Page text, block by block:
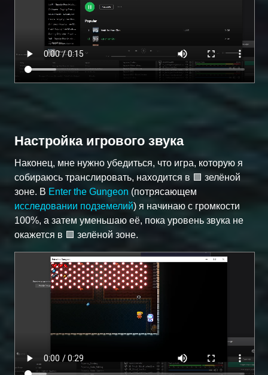
Настройка игрового звука
Наконец, мне нужно убедиться, что игра, которую я
собираюсь транслировать, находится в 🟩 зелёной
зоне. В Enter the Gungeon (потрясающем
исследовании подземелий) я начинаю с громкости
100%, а затем уменьшаю её, пока уровень звука не
окажется в 🟩 зелёной зоне.